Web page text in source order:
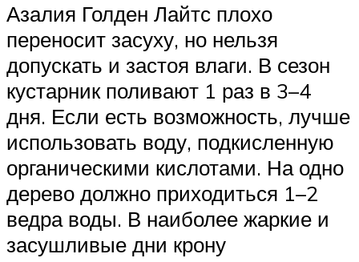
Азалия Голден Лайтс плохо
переносит засуху, но нельзя
допускать и застоя влаги. В сезон
кустарник поливают 1 раз в 3–4
дня. Если есть возможность, лучше
использовать воду, подкисленную
органическими кислотами. На одно
дерево должно приходиться 1–2
ведра воды. В наиболее жаркие и
засушливые дни крону